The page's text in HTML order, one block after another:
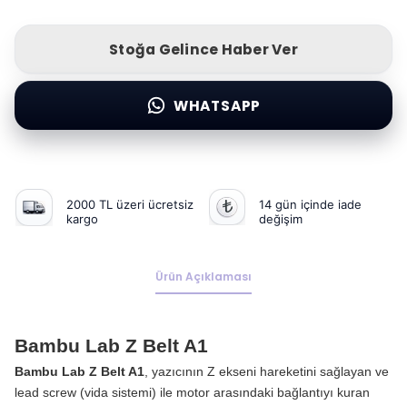
Stoğa Gelince Haber Ver
WHATSAPP
2000 TL üzeri ücretsiz
kargo
14 gün içinde iade
değişim
Ürün Açıklaması
Bambu Lab Z Belt A1
Bambu Lab Z Belt A1 , yazıcının Z ekseni hareketini sağlayan ve
lead screw (vida sistemi) ile motor arasındaki bağlantıyı kuran